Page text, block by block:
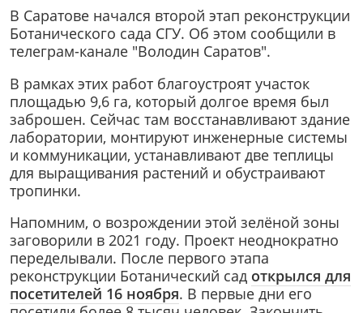
В Саратове начался второй этап реконструкции
Ботанического сада СГУ. Об этом сообщили в
телеграм-канале "Володин Саратов".
В рамках этих работ благоустроят участок
площадью 9,6 га, который долгое время был
заброшен. Сейчас там восстанавливают здание
лаборатории, монтируют инженерные системы
и коммуникации, устанавливают две теплицы
для выращивания растений и обустраивают
тропинки.
Напомним, о возрождении этой зелёной зоны
заговорили в 2021 году. Проект неоднократно
переделывали. После первого этапа
реконструкции Ботанический сад открылся для
посетителей 16 ноября. В первые дни его